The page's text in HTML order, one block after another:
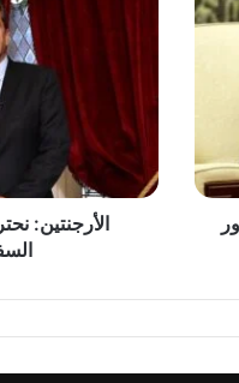
ج
ي
ن
ت
ا
الأرجنتين: